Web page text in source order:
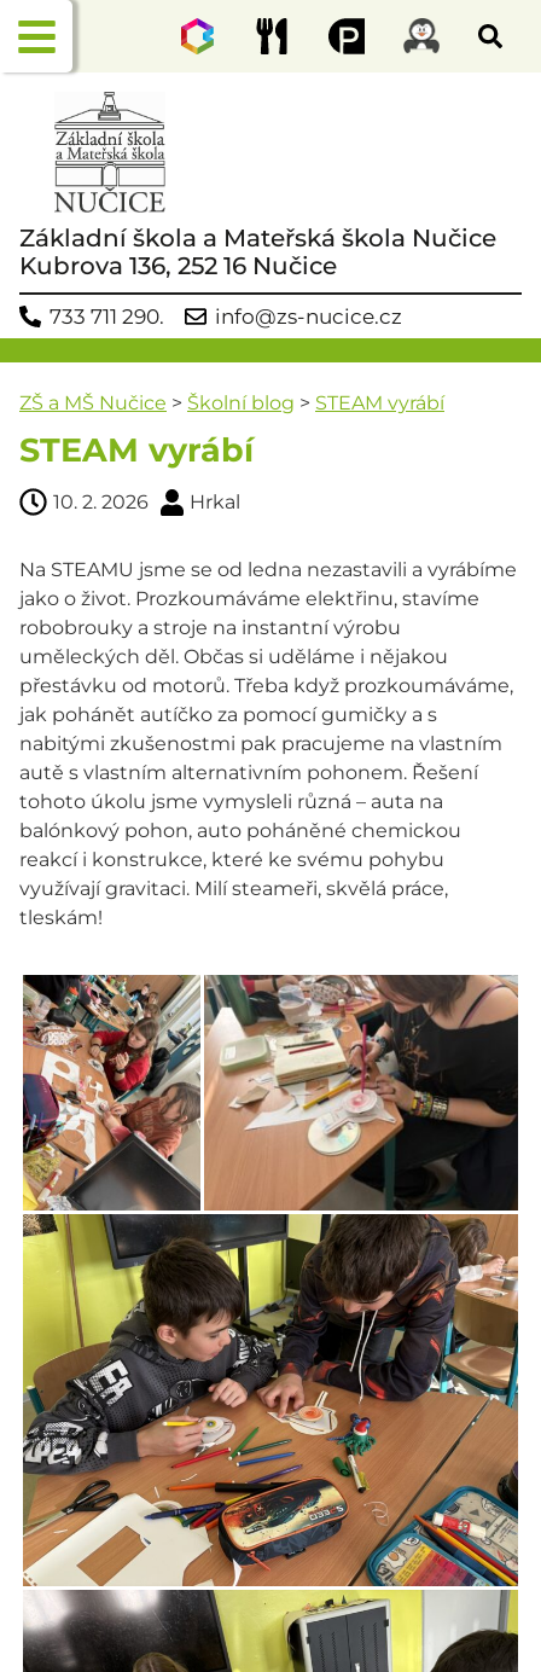
Základní škola a Mateřská škola Nučice
Kubrova 136, 252 16 Nučice
733 711 290. info@zs-nucice.cz
ZŠ a MŠ Nučice > Školní blog > STEAM vyrábí
STEAM vyrábí
10. 2. 2026 Hrkal
Na STEAMU jsme se od ledna nezastavili a vyrábíme
jako o život. Prozkoumáváme elektřinu, stavíme
robobrouky a stroje na instantní výrobu
uměleckých děl. Občas si uděláme i nějakou
přestávku od motorů. Třeba když prozkoumáváme,
jak pohánět autíčko za pomocí gumičky a s
nabitými zkušenostmi pak pracujeme na vlastním
autě s vlastním alternativním pohonem. Řešení
tohoto úkolu jsme vymysleli různá – auta na
balónkový pohon, auto poháněné chemickou
reakcí i konstrukce, které ke svému pohybu
využívají gravitaci. Milí steameři, skvělá práce,
tleskám!